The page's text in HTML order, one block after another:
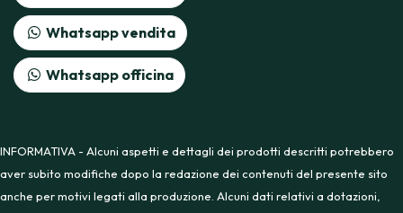
Whatsapp vendita
Whatsapp officina
INFORMATIVA - Alcuni aspetti e dettagli dei prodotti descritti potrebbero
aver subito modifiche dopo la redazione dei contenuti del presente sito
anche per motivi legati alla produzione. Alcuni dati relativi a dotazioni,